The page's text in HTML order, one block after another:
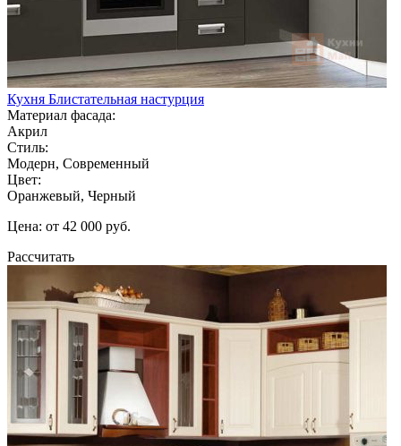
Кухня Блистательная настурция
Материал фасада:
Акрил
Стиль:
Модерн, Современный
Цвет:
Оранжевый, Черный
Цена: от 42 000 руб.
Рассчитать